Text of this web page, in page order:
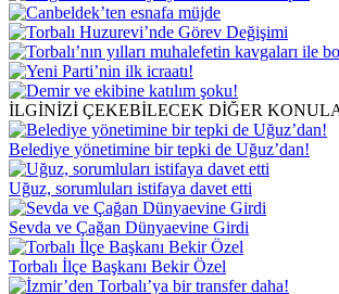
İLGİNİZİ ÇEKEBİLECEK DİĞER
Belediye yönetimine bir tepki de Uğuz’dan!
Uğuz, sorumluları istifaya davet etti
Sevda ve Çağan Dünyaevine Girdi
Torbalı İlçe Başkanı Bekir Özel